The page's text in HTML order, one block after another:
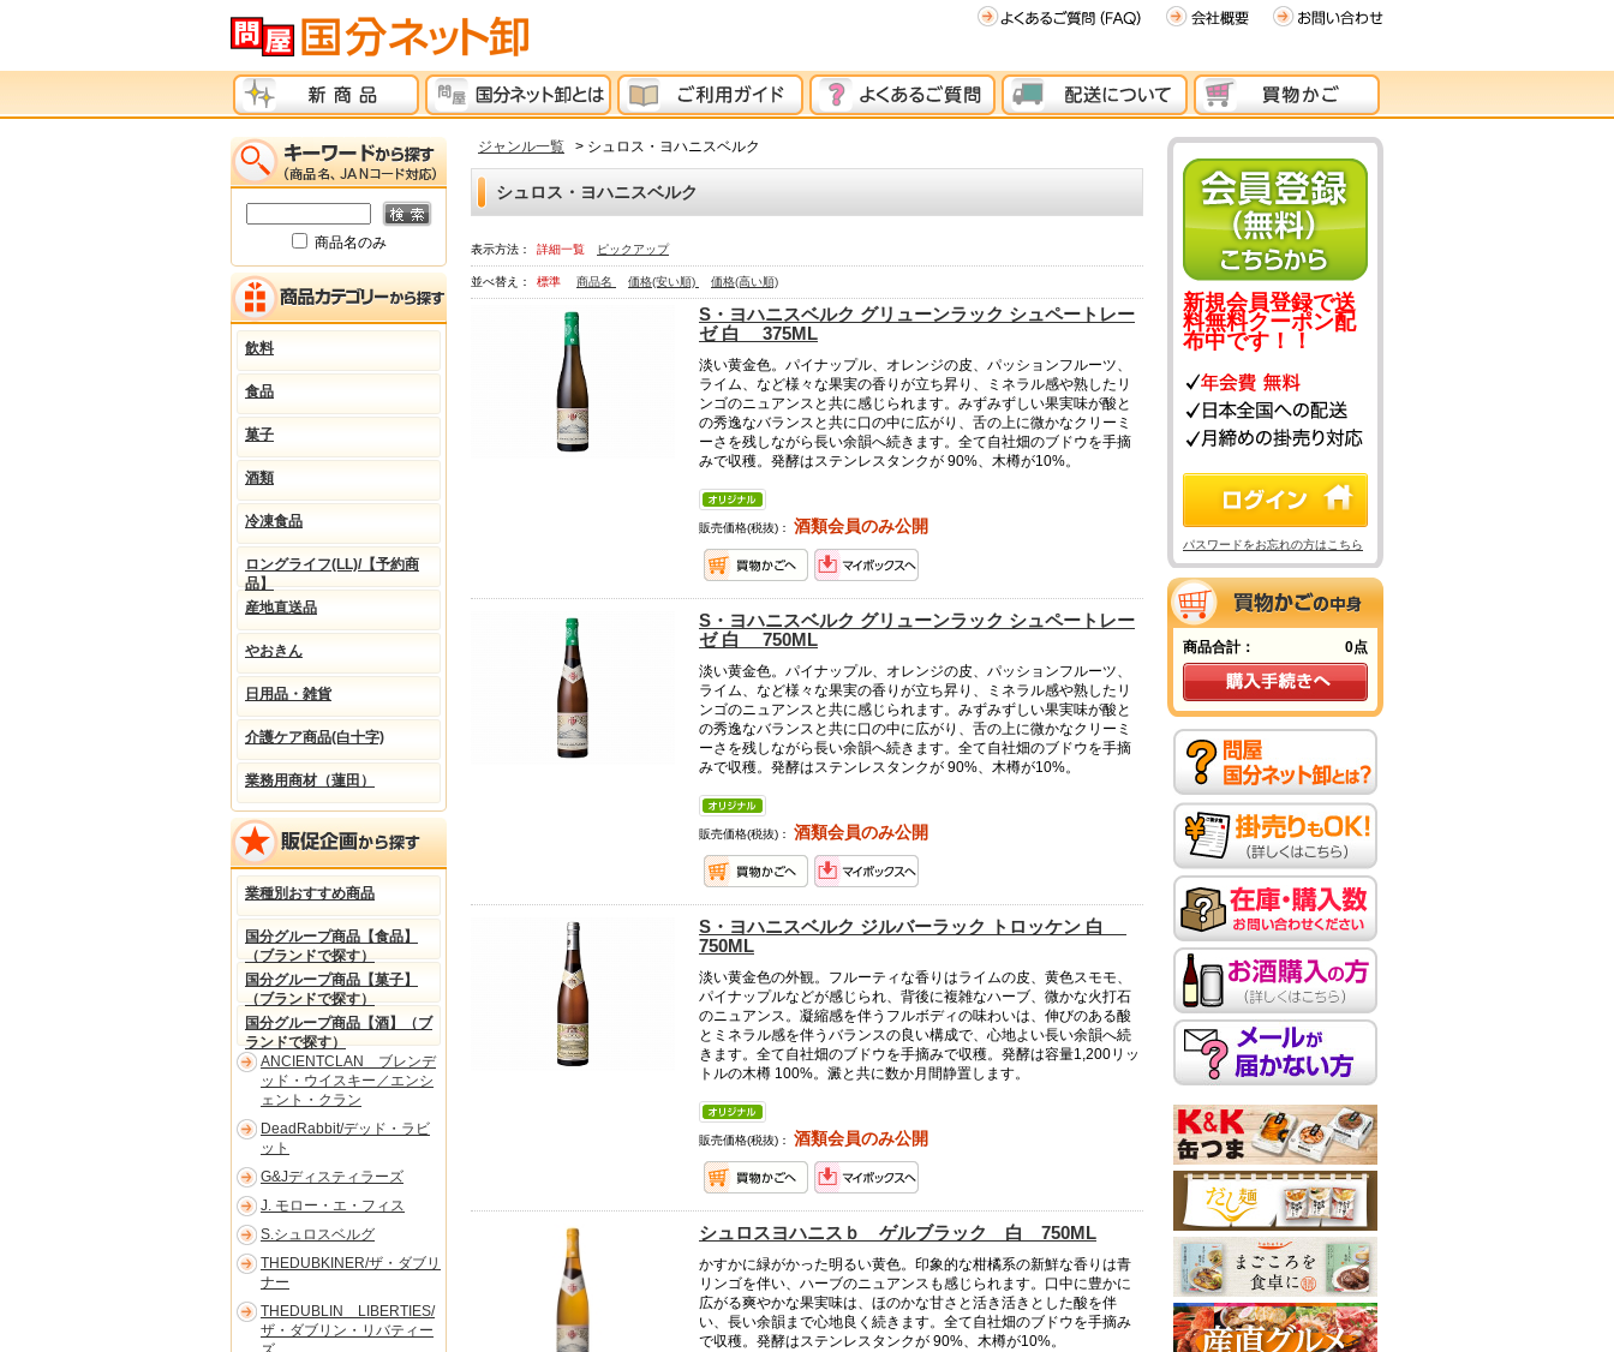
ジャンル一覧 > シュロス・ヨハニスベルク
シュロス・ヨハニスベルク
表示方法： 詳細一覧 ピックアップ
並べ替え： 標準 商品名 価格(安い順) 価格(高い順)
S・ヨハニスベルク グリューンラック シュペートレー
ゼ 白 375ML
淡い黄金色。パイナップル、オレンジの皮、パッションフルーツ、
ライム、など様々な果実の香りが立ち昇り、ミネラル感や熟したリ
ンゴのニュアンスと共に感じられます。みずみずしい果実味が酸と
の秀逸なバランスと共に口の中に広がり、舌の上に微かなクリーミ
ーさを残しながら長い余韻へ続きます。全て自社畑のブドウを手摘
みで収穫。発酵はステンレスタンクが 90%、木樽が10%。
販売価格(税抜)： 酒類会員のみ公開
S・ヨハニスベルク グリューンラック シュペートレー
ゼ 白 750ML
淡い黄金色。パイナップル、オレンジの皮、パッションフルーツ、
ライム、など様々な果実の香りが立ち昇り、ミネラル感や熟したリ
ンゴのニュアンスと共に感じられます。みずみずしい果実味が酸と
の秀逸なバランスと共に口の中に広がり、舌の上に微かなクリーミ
ーさを残しながら長い余韻へ続きます。全て自社畑のブドウを手摘
みで収穫。発酵はステンレスタンクが 90%、木樽が10%。
販売価格(税抜)： 酒類会員のみ公開
S・ヨハニスベルク ジルバーラック トロッケン 白
750ML
淡い黄金色の外観。フルーティな香りはライムの皮、黄色スモモ、
パイナップルなどが感じられ、背後に複雑なハーブ、微かな火打石
のニュアンス。凝縮感を伴うフルボディの味わいは、伸びのある酸
とミネラル感を伴うバランスの良い構成で、心地よい長い余韻へ続
きます。全て自社畑のブドウを手摘みで収穫。発酵は容量1,200リッ
トルの木樽 100%。澱と共に数か月間静置します。
販売価格(税抜)： 酒類会員のみ公開
シュロスヨハニスｂ ゲルブラック 白 750ML
かすかに緑がかった明るい黄色。印象的な柑橘系の新鮮な香りは青
リンゴを伴い、ハーブのニュアンスも感じられます。口中に豊かに
広がる爽やかな果実味は、ほのかな甘さと活き活きとした酸を伴
い、長い余韻まで心地良く続きます。全て自社畑のブドウを手摘み
で収穫。発酵はステンレスタンクが 90%、木樽が10%。
商品名のみ
飲料
食品
菓子
酒類
冷凍食品
ロングライフ(LL)/【予約商
品】
産地直送品
やおきん
日用品・雑貨
介護ケア商品(白十字)
業務用商材（蓮田）
業種別おすすめ商品
国分グループ商品【食品】
（ブランドで探す）
国分グループ商品【菓子】
（ブランドで探す）
国分グループ商品【酒】（ブ
ランドで探す）
ANCIENTCLAN ブレンデ
ッド・ウイスキー／エンシ
ェント・クラン
DeadRabbit/デッド・ラビ
ット
G&Jディスティラーズ
J. モロー・エ・フィス
S.シュロスベルグ
THEDUBKINER/ザ・ダブリ
ナー
THEDUBLIN LIBERTIES/
ザ・ダブリン・リバティー
新規会員登録で送
料無料クーポン配
布中です！！
パスワードをお忘れの方はこちら
商品合計： 0点